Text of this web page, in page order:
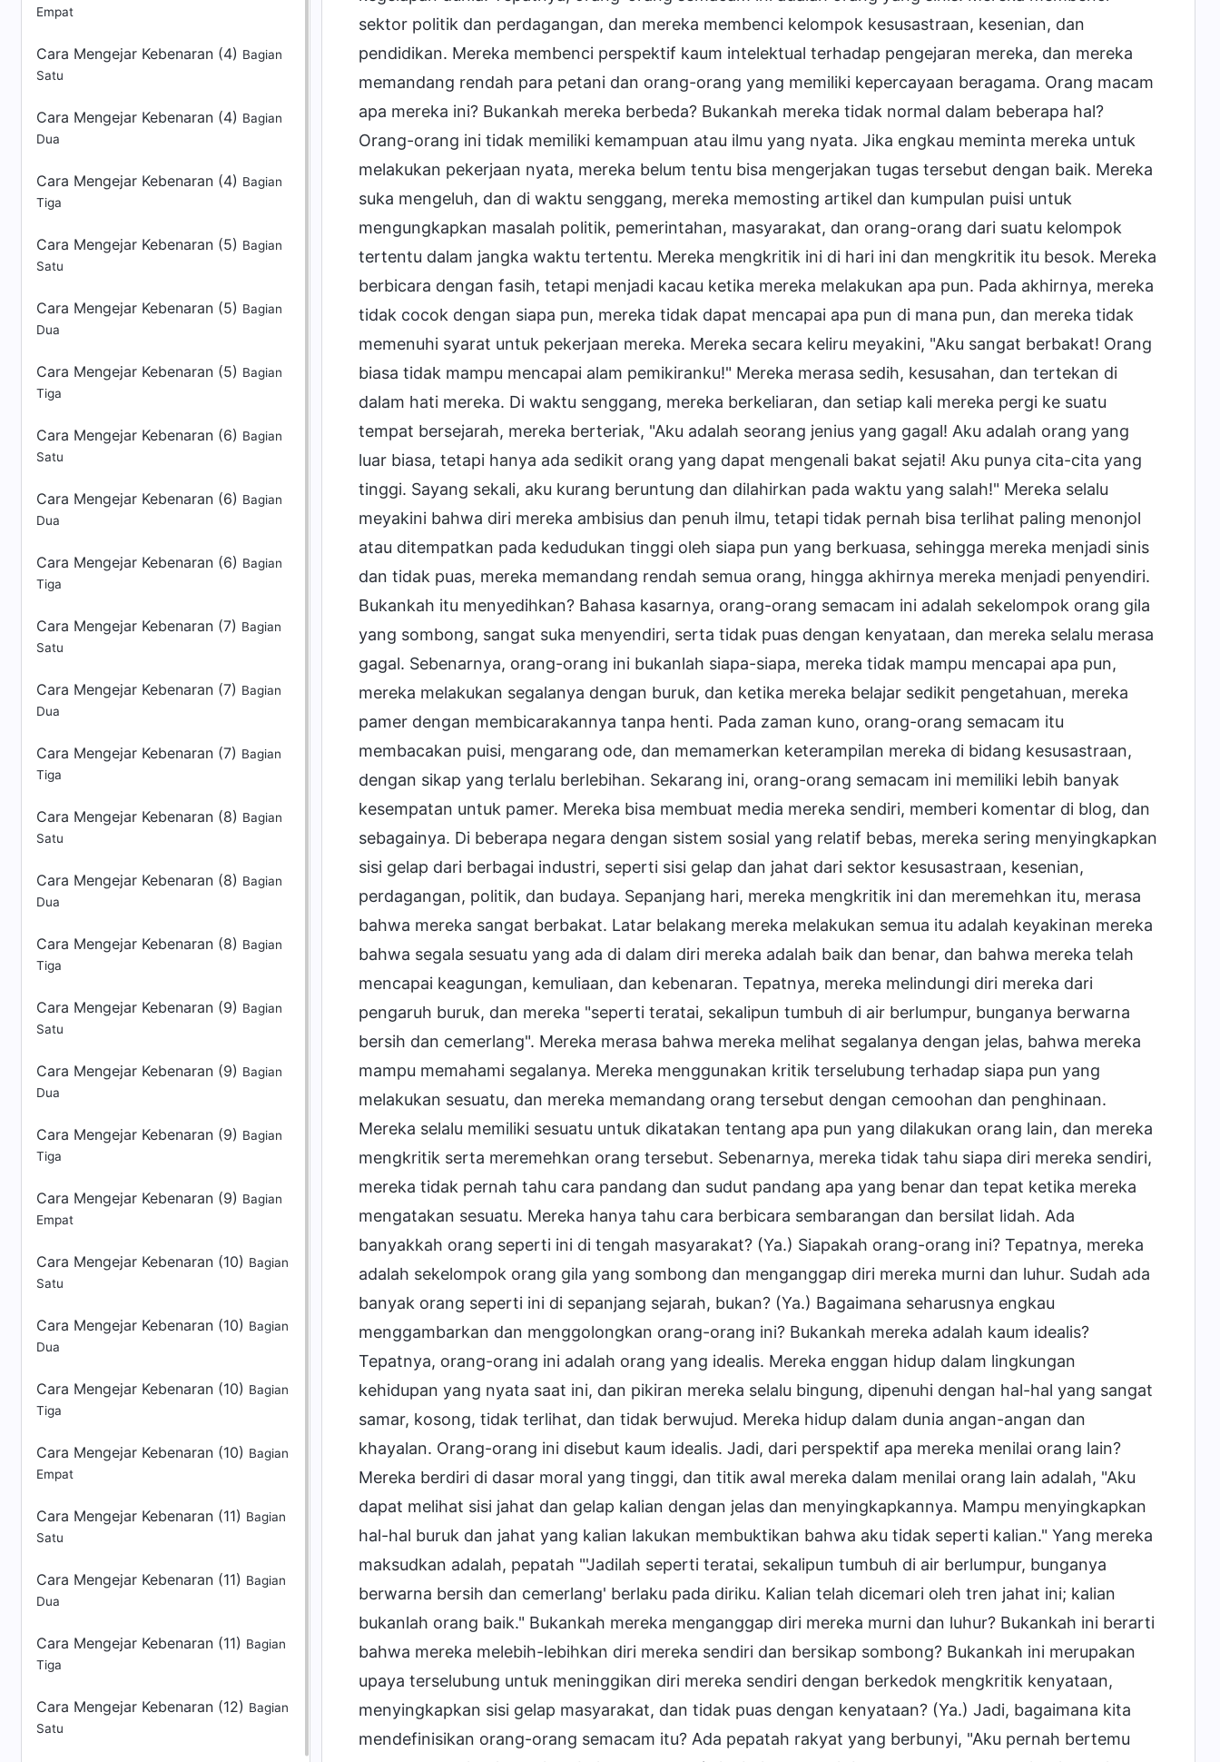
Empat
Cara Mengejar Kebenaran (4) Bagian
Satu
Cara Mengejar Kebenaran (4) Bagian
Dua
Cara Mengejar Kebenaran (4) Bagian
Tiga
Cara Mengejar Kebenaran (5) Bagian
Satu
Cara Mengejar Kebenaran (5) Bagian
Dua
Cara Mengejar Kebenaran (5) Bagian
Tiga
Cara Mengejar Kebenaran (6) Bagian
Satu
Cara Mengejar Kebenaran (6) Bagian
Dua
Cara Mengejar Kebenaran (6) Bagian
Tiga
Cara Mengejar Kebenaran (7) Bagian
Satu
Cara Mengejar Kebenaran (7) Bagian
Dua
Cara Mengejar Kebenaran (7) Bagian
Tiga
Cara Mengejar Kebenaran (8) Bagian
Satu
Cara Mengejar Kebenaran (8) Bagian
Dua
Cara Mengejar Kebenaran (8) Bagian
Tiga
Cara Mengejar Kebenaran (9) Bagian
Satu
Cara Mengejar Kebenaran (9) Bagian
Dua
Cara Mengejar Kebenaran (9) Bagian
Tiga
Cara Mengejar Kebenaran (9) Bagian
Empat
Cara Mengejar Kebenaran (10) Bagian
Satu
Cara Mengejar Kebenaran (10) Bagian
Dua
Cara Mengejar Kebenaran (10) Bagian
Tiga
Cara Mengejar Kebenaran (10) Bagian
Empat
Cara Mengejar Kebenaran (11) Bagian
Satu
Cara Mengejar Kebenaran (11) Bagian
Dua
Cara Mengejar Kebenaran (11) Bagian
Tiga
Cara Mengejar Kebenaran (12) Bagian
Satu